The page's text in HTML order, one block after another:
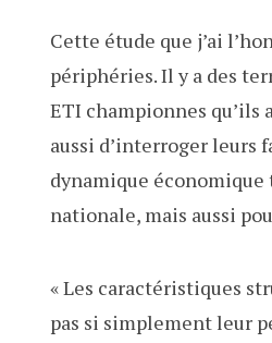
Cette étude que j’ai
périphéries. Il y a des
ETI championnes qu’ils
aussi d’interroger leurs
dynamique
nationale, mais aussi
« Les caractéristiques
pas si simplement leur